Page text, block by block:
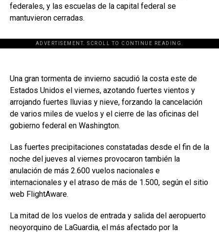
federales, y las escuelas de la capital federal se
mantuvieron cerradas.
ADVERTISEMENT. SCROLL TO CONTINUE READING.
Una gran tormenta de invierno sacudió la costa este de
Estados Unidos el viernes, azotando fuertes vientos y
arrojando fuertes lluvias y nieve, forzando la cancelación
de varios miles de vuelos y el cierre de las oficinas del
gobierno federal en Washington.
Las fuertes precipitaciones constatadas desde el fin de la
noche del jueves al viernes provocaron también la
anulación de más 2.600 vuelos nacionales e
internacionales y el atraso de más de 1.500, según el sitio
web FlightAware.
La mitad de los vuelos de entrada y salida del aeropuerto
neoyorquino de LaGuardia, el más afectado por la